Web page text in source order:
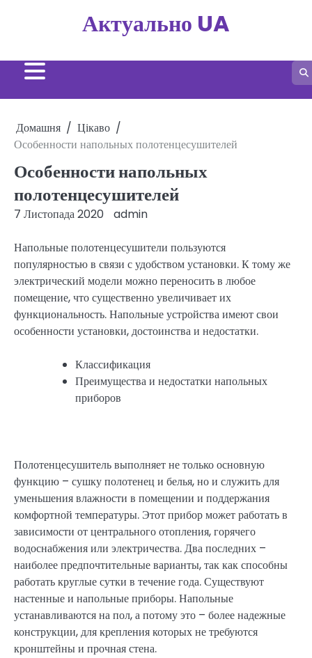
Актуально UA
Домашня
Цікаво
Особенности напольных полотенцесушителей
Особенности напольных
полотенцесушителей
7 Листопада 2020 admin
Напольные полотенцесушители пользуются
популярностью в связи с удобством установки. К тому же
электрический модели можно переносить в любое
помещение, что существенно увеличивает их
функциональность. Напольные устройства имеют свои
особенности установки, достоинства и недостатки.
Классификация
Преимущества и недостатки напольных
приборов
Полотенцесушитель выполняет не только основную
функцию – сушку полотенец и белья, но и служить для
уменьшения влажности в помещении и поддержания
комфортной температуры. Этот прибор может работать в
зависимости от центрального отопления, горячего
водоснабжения или электричества. Два последних –
наиболее предпочтительные варианты, так как способны
работать круглые сутки в течение года. Существуют
настенные и напольные приборы. Напольные
устанавливаются на пол, а потому это – более надежные
конструкции, для крепления которых не требуются
кронштейны и прочная стена.